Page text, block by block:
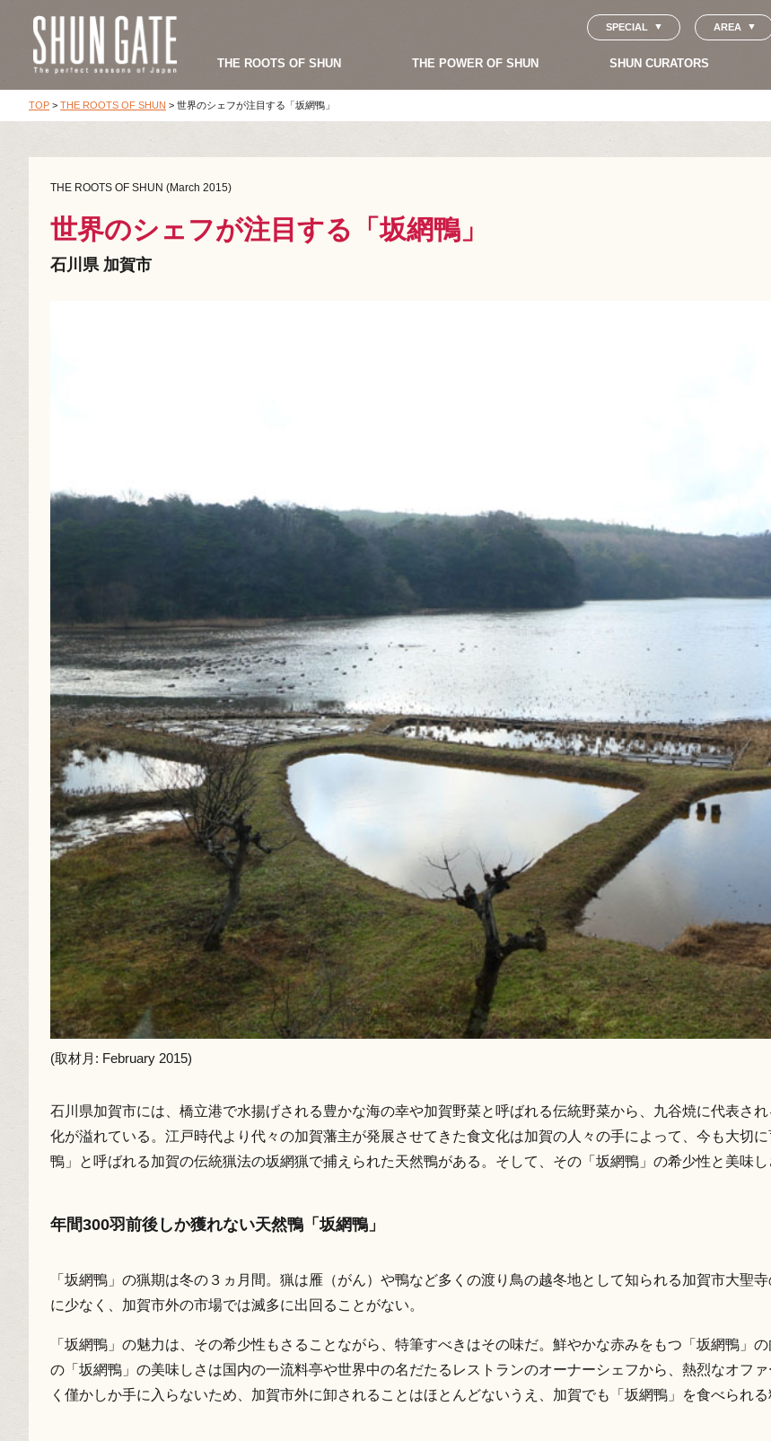
SPECIAL AREA
THE ROOTS OF SHUN THE POWER OF SHUN SHUN CURATORS
TOP > THE ROOTS OF SHUN > 世界のシェフが注目する「坂網鴨」
THE ROOTS OF SHUN (March 2015)
世界のシェフが注目する「坂網鴨」
石川県 加賀市
(取材月: February 2015)
石川県加賀市には、橋立港で水揚げされる豊かな海の幸や加賀野菜と呼ばれる伝統野菜から、九谷焼に代表さ
化が溢れている。江戸時代より代々の加賀藩主が発展させてきた食文化は加賀の人々の手によって、今も大切
鴨」と呼ばれる加賀の伝統猟法の坂網猟で捕えられた天然鴨がある。そして、その「坂網鴨」の希少性と美味
年間300羽前後しか獲れない天然鴨「坂網鴨」
「坂網鴨」の猟期は冬の３ヵ月間。猟は雁（がん）や鴨など多くの渡り鳥の越冬地として知られる加賀市大聖
に少なく、加賀市外の市場では滅多に出回ることがない。
「坂網鴨」の魅力は、その希少性もさることながら、特筆すべきはその味だ。鮮やかな赤みをもつ「坂網鴨」
の「坂網鴨」の美味しさは国内の一流料亭や世界中の名だたるレストランのオーナーシェフから、熱烈なオフ
く僅かしか手に入らないため、加賀市外に卸されることはほとんどないうえ、加賀でも「坂網鴨」を食べられる